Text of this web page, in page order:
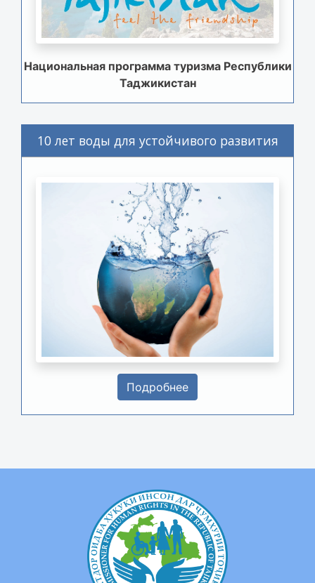
Национальная программа туризма Республики
Таджикистан
10 лет воды для устойчивого развития
Подробнее